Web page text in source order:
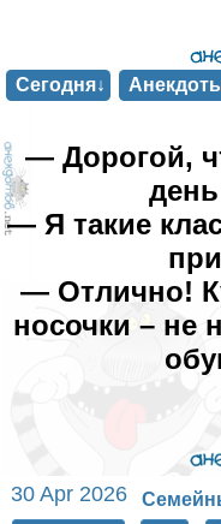
Сегодня↓
— Дорогой,
— Я такие
— Отлично!
носочки – не
30 Apr 2026